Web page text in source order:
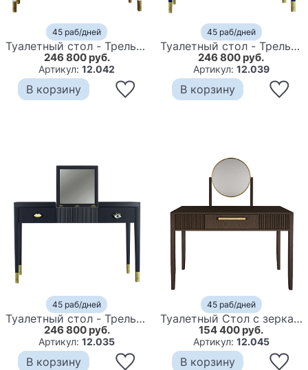
45 раб/дней
Туалетный стол - Трельяж Elsa Dreams White 120 см
246 800 руб.
Артикул:12.042
В корзину
45 раб/дней
Туалетный стол - Трельяж Elsa Dreams Blue 120 см
246 800 руб.
Артикул: 12.039
В корзину
45 раб/дней
Туалетный стол - Трельяж Elsa Dreams Black 120 см
246 800 руб.
Артикул:12.035
В корзину
45 раб/дней
Туалетный Стол с зеркалом Primo Темный орех
154 400 руб.
Артикул: 12.045
В корзину